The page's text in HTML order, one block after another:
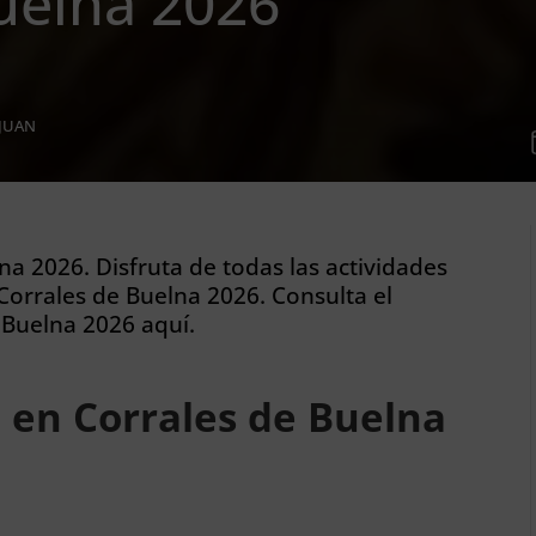
2026. Disfruta de todas las actividades
de Buelna 2026. Consulta el
2026 aquí.
Corrales de Buelna